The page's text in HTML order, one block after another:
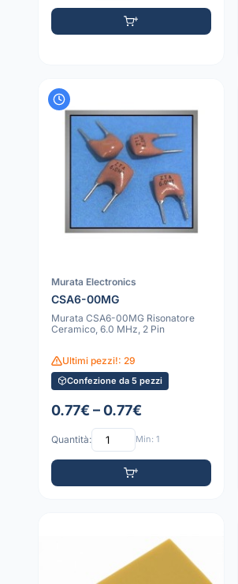
Murata Electronics
CSA6-00MG
Murata CSA6-00MG Risonatore
Ceramico, 6.0 MHz, 2 Pin
Ultimi pezzi!: 29
Confezione da 5 pezzi
0.77€ – 0.77€
Quantità: Min: 1